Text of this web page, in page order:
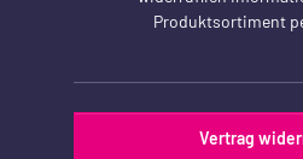
Produktsortiment
Vertrag